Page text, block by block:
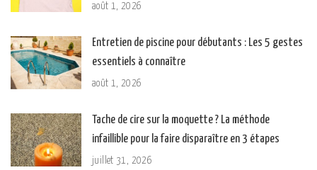
août 1, 2026
Entretien de piscine pour débutants : Les 5 gestes
essentiels à connaître
août 1, 2026
Tache de cire sur la moquette ? La méthode
infaillible pour la faire disparaître en 3 étapes
juillet 31, 2026